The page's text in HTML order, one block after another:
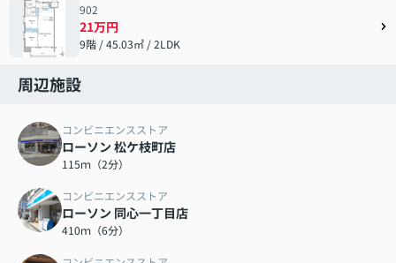
902
21万円
9階 / 45.03㎡ / 2LDK
周辺施設
コンビニエンスストア
ローソン 松ケ枝町店
115ｍ（2分）
コンビニエンスストア
ローソン 同心一丁目店
410ｍ（6分）